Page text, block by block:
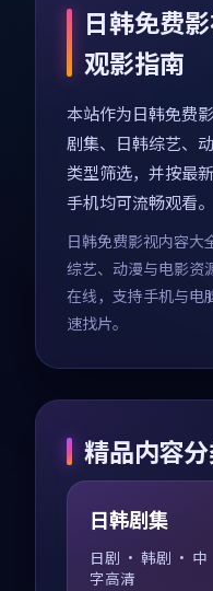
日韩免费
观影指南
本站作为日韩免费
剧集、日韩综艺、
类型筛选，并按最
手机均可流畅观看。
日韩免费影视内容大
综艺、动漫与电影资
在线，支持手机与电
速找片。
精品内容
日韩剧集
日剧 · 韩剧 · 中
字高清